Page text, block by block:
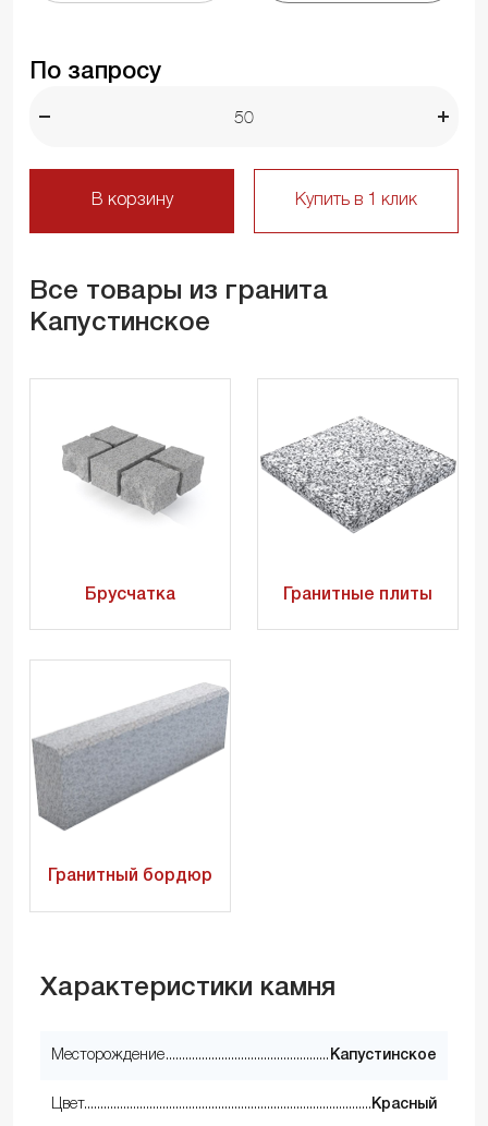
По запросу
В корзину Купить в 1 клик
Все товары из гранита
Капустинское
Брусчатка Гранитные плиты
Гранитный бордюр
Характеристики камня
Месторождение Капустинское
Цвет Красный